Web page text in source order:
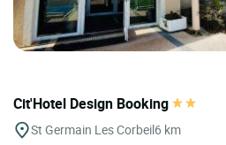
Cit'Hotel Design Booking
St Germain Les Corbeil6 km